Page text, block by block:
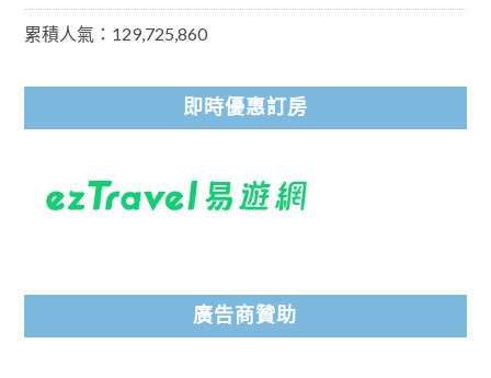
累積人氣：129,725,860
即時優惠訂房
廣告商贊助